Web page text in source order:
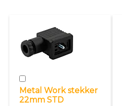
Metal Work stekker
22mm STD
In
winkelwagen